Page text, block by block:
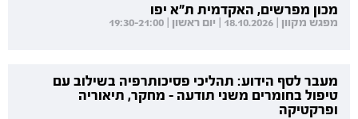
מכון מפרשים, האקדמית ת"א יפו
מפגש מקוון | 18.10.2026 | יום ראשון | 19:30-21:00
מעבר לסף הידוע: תהליכי פסיכותרפיה בשילוב עם
טיפול בחומרים משני תודעה - מחקר, תיאוריה
ופרקטיקה